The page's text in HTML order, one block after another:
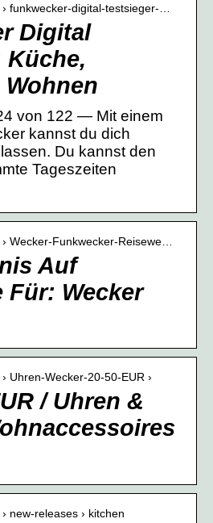
funkwecker-digital-testsieger-…
Digital
Küche,
von 122 — Mit einem
kannst du dich
Du kannst den
Tageszeiten
Wecker-Funkwecker-Reisewe…
Auf
Für: Wecker
Uhren-Wecker-20-50-EUR ›
/ Uhren &
new-releases › kitchen